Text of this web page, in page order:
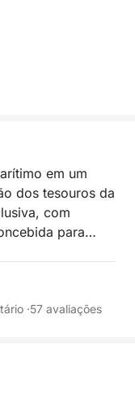
em um
dos tesouros da
com
para
exigentes
até nove
e elegante,
·57 avaliações